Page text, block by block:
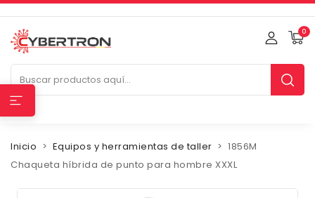
0
Inicio Equipos y herramientas de taller
1856M
Chaqueta híbrida de punto para hombre XXXL